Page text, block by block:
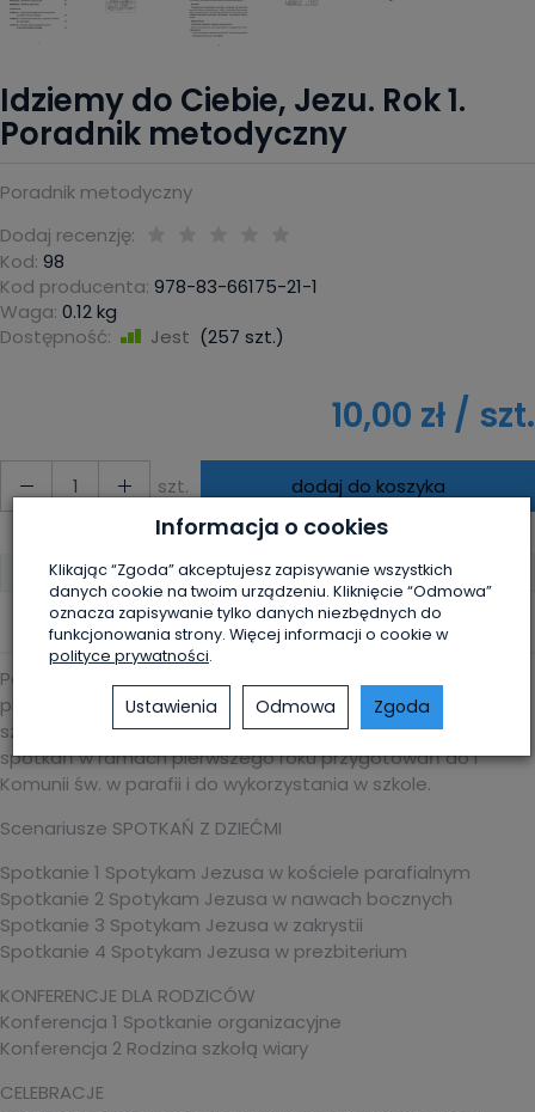
Idziemy do Ciebie, Jezu. Rok 1.
Poradnik metodyczny
Poradnik metodyczny
Dodaj recenzję:
Kod: 98
Kod producenta: 978-83-66175-21-1
Waga: 0.12kg
Dostępność:
Jest (257 szt.)
10,00 zł / szt.
szt. dodaj do koszyka
Oprawa: Miękka
Podręcznik metodyczny to kompleksowa pomoc w
przygotowaniu dzieci do I Komunii św. już od wczesnych lat
szkolnych. W niniejszej pozycji znajdują się scenariusze
spotkań w ramach pierwszego roku przygotowań do I
Komunii św. w parafii i do wykorzystania w szkole.
Scenariusze SPOTKAŃ Z DZIEĆMI
Spotkanie 1 Spotykam Jezusa w kościele parafialnym
Spotkanie 2 Spotykam Jezusa w nawach bocznych
Spotkanie 3 Spotykam Jezusa w zakrystii
Spotkanie 4 Spotykam Jezusa w prezbiterium
KONFERENCJE DLA RODZICÓW
Konferencja 1 Spotkanie organizacyjne
Konferencja 2 Rodzina szkołą wiary
CELEBRACJE
Informacja o cookies
Klikając “Zgoda” akceptujesz zapisywanie wszystkich
danych cookie na twoim urządzeniu. Kliknięcie “Odmowa”
oznacza zapisywanie tylko danych niezbędnych do
funkcjonowania strony. Więcej informacji o cookie w
polityce prywatności.
Ustawienia Odmowa Zgoda